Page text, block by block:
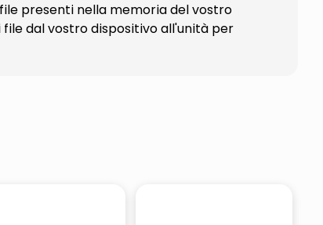
presenti nella memoria del vostro
dal vostro dispositivo all'unità per